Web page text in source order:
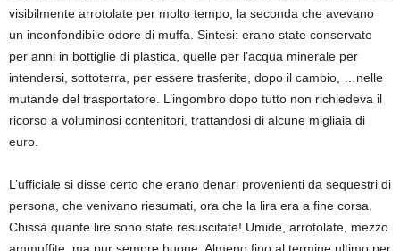
visibilmente arrotolate per molto tempo, la seconda che avevano
un inconfondibile odore di muffa. Sintesi: erano state conservate
per anni in bottiglie di plastica, quelle per l’acqua minerale per
intendersi, sottoterra, per essere trasferite, dopo il cambio, …nelle
mutande del trasportatore. L’ingombro dopo tutto non richiedeva il
ricorso a voluminosi contenitori, trattandosi di alcune migliaia di
euro.
L’ufficiale si disse certo che erano denari provenienti da sequestri di
persona, che venivano riesumati, ora che la lira era a fine corsa.
Chissà quante lire sono state resuscitate! Umide, arrotolate, mezzo
ammuffite, ma pur sempre buone. Almeno fino al termine ultimo per